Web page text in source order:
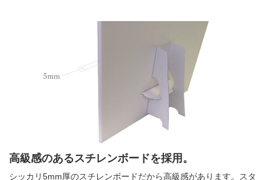
高級感のあるスチレンボードを採用。
シッカリ5mm厚のスチレンボードだから高級感があります。スタ